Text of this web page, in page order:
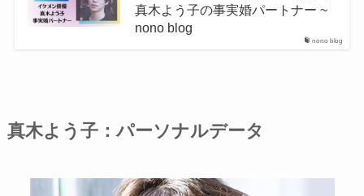
nono blog
真木よう子の事実婚パートナー ~
nono blog
真木よう子：パーソナルデータ